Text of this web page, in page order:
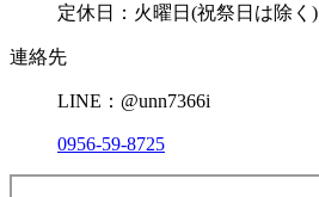
定休日：火曜日(祝祭日は除く)
連絡先
LINE：@unn7366i
0956-59-8725